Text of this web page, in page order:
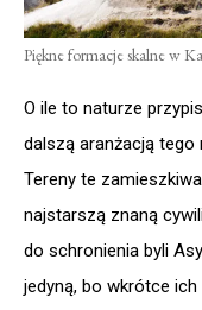
Piękne formacje skalne w
O ile to naturze
dalszą aranżacją tego
Tereny te
najstarszą znaną
do schronienia byli
jedyną, bo wkrótce